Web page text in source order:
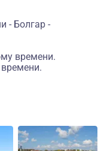
- Болгар -
времени.